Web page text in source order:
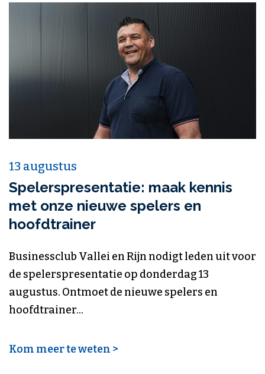
13 augustus
Spelerspresentatie: maak kennis
met onze nieuwe spelers en
hoofdtrainer
Businessclub Vallei en Rijn nodigt leden uit voor
de spelerspresentatie op donderdag 13
augustus. Ontmoet de nieuwe spelers en
hoofdtrainer...
Kom meer te weten >